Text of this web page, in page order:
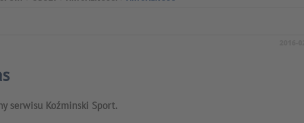
serwisu Koźminski Sport.